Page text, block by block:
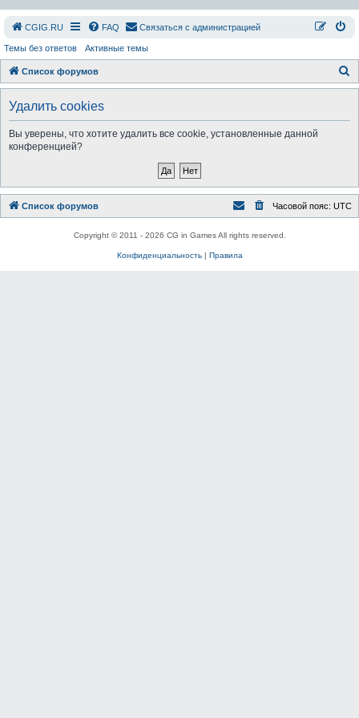
СGIG.RU FAQ Связаться с администрацией
Темы без ответов Активные темы
Список форумов
о
Удалить cookies
Вы уверены, что хотите удалить все cookie, установленные данной
конференцией?
Список форумов Часовой пояс: UTC
Copyright © 2011 - 2026 CG in Games All rights reserved.
Конфиденциальность| Правила